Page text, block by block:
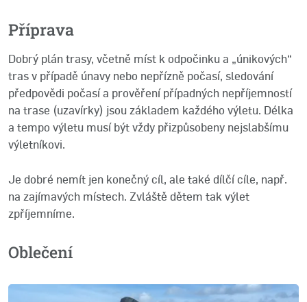
Příprava
Dobrý plán trasy, včetně míst k odpočinku a „únikových“
tras v případě únavy nebo nepřízně počasí, sledování
předpovědi počasí a prověření případných nepříjemností
na trase (uzavírky) jsou základem každého výletu. Délka
a tempo výletu musí být vždy přizpůsobeny nejslabšímu
výletníkovi.
Je dobré nemít jen konečný cíl, ale také dílčí cíle, např.
na zajímavých místech. Zvláště dětem tak výlet
zpříjemníme.
Oblečení